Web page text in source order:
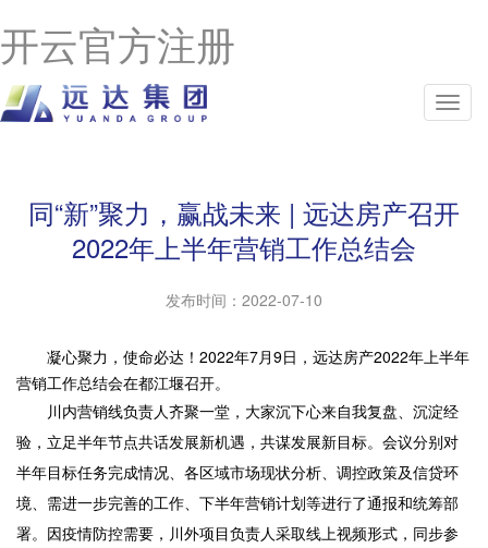
开云官方注册
同“新”聚力，赢战未来 | 远达房产召开
2022年上半年营销工作总结会
发布时间： 2022-07-10
凝心聚力，使命必达！2022年7月9日，远达房产2022年上半年
营销工作总结会在都江堰召开。
川内营销线负责人齐聚一堂，大家沉下心来自我复盘、沉淀经
验，立足半年节点共话发展新机遇，共谋发展新目标。会议分别对
半年目标任务完成情况、各区域市场现状分析、调控政策及信贷环
境、需进一步完善的工作、下半年营销计划等进行了通报和统筹部
署。因疫情防控需要，川外项目负责人采取线上视频形式，同步参